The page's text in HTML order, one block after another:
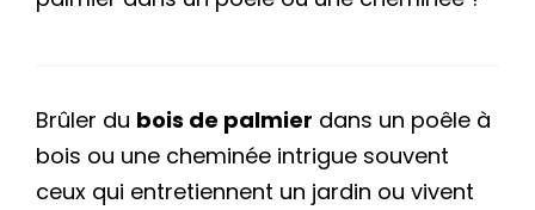
Brûler du bois de palmier dans un poêle à
bois ou une cheminée intrigue souvent
ceux qui entretiennent un jardin ou vivent